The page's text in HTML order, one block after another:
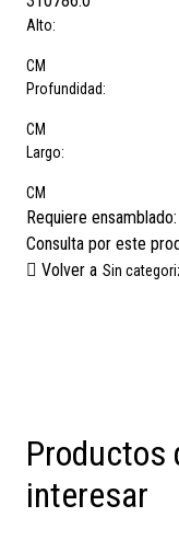
Alto:
CM
Profundidad:
CM
Largo:
CM
Requiere ensamblado:
Consulta por este
Volver a Sin
Productos
interesar